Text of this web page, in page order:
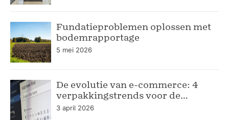
Fundatieproblemen oplossen met
bodemrapportage
5 mei 2026
De evolutie van e-commerce: 4
verpakkingstrends voor de
moderne webshop
3 april 2026